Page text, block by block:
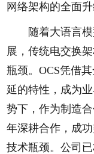
网络架构的全面升
随着大语言模
展，传统电交换
瓶颈。OCS凭借
延的特性，成为
势下，作为制造
年深耕合作，成
技术瓶颈。公司